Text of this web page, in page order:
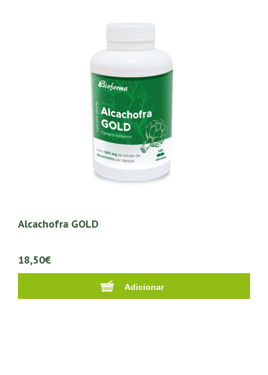
Alcachofra GOLD
18,50€